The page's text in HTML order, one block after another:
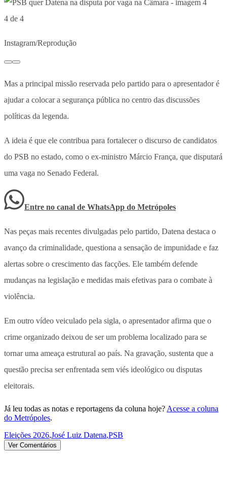
4 de 4
Instagram/Reprodução
Mas a principal missão reservada pelo partido para o apresentador é
ajudar a colocar a segurança pública no centro das discussões
políticas da legenda.
A ideia é que ele contribua para fortalecer o discurso de candidatos
do PSB no estado, como o ex-ministro Márcio França, que disputará
uma vaga no Senado Federal.
Entre no canal de WhatsApp do Metrópoles
Nas peças mais recentes divulgadas pelo partido, Datena destaca o
avanço da criminalidade, questiona a sensação de impunidade e faz
alertas sobre o crescimento das facções. Ele também defende
mudanças na legislação e medidas mais efetivas para o combate à
violência.
Em outro vídeo veiculado pela sigla, o apresentador afirma que o
crime organizado deixou de ser um problema localizado para se
tornar uma ameaça estrutural ao país. Na gravação, sustenta que a
questão precisa ser enfrentada sem viés ideológico ou disputas
eleitorais.
Já leu todas as notas e reportagens da coluna hoje? Acesse a coluna
do Metrópoles.
Eleições 2026,José Luiz Datena,PSB
Ver Comentários